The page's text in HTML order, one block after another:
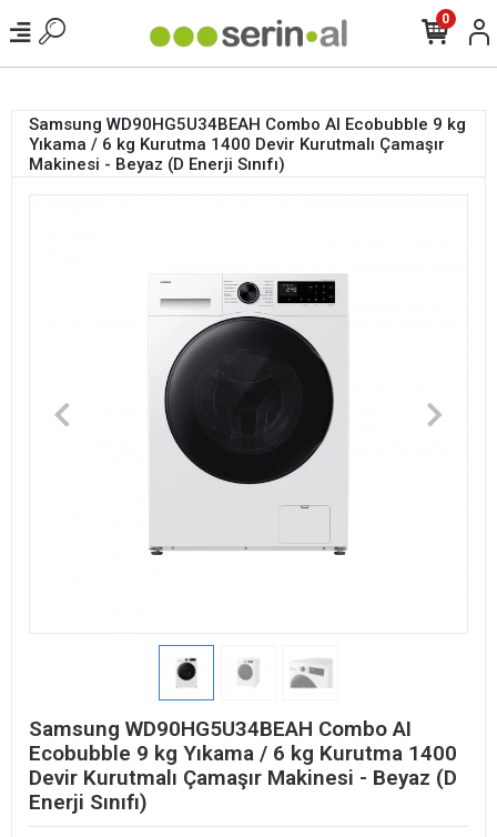
0
Samsung WD90HG5U34BEAH Combo AI Ecobubble 9 kg
Yıkama / 6 kg Kurutma 1400 Devir Kurutmalı Çamaşır
Makinesi - Beyaz (D Enerji Sınıfı)
Samsung WD90HG5U34BEAH Combo AI
Ecobubble 9 kg Yıkama / 6 kg Kurutma 1400
Devir Kurutmalı Çamaşır Makinesi - Beyaz (D
Enerji Sınıfı)